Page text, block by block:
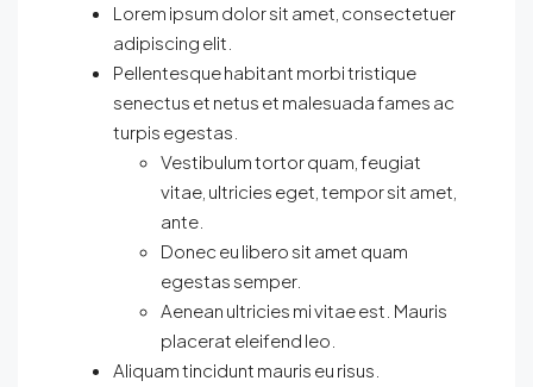
Lorem ipsum dolor sit amet, consectetuer
adipiscing elit.
Pellentesque habitant morbi tristique
senectus et netus et malesuada fames ac
turpis egestas.
Vestibulum tortor quam, feugiat
vitae, ultricies eget, tempor sit amet,
ante.
Donec eu libero sit amet quam
egestas semper.
Aenean ultricies mi vitae est. Mauris
placerat eleifend leo.
Aliquam tincidunt mauris eu risus.